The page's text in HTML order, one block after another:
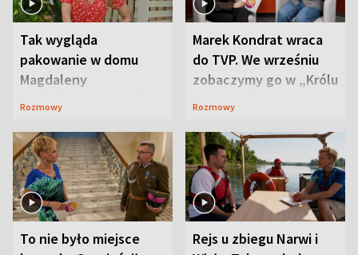
Tak wygląda
pakowanie w domu
Magdaleny
Waligórskiej-Lisieckiej.
Rozmowy
Marek Kondrat wraca
do TVP. We wrześniu
zobaczymy go w „Królu
Maciusiu I”
Rozmowy
To nie było miejsce
Rejs u zbiegu Narwi i